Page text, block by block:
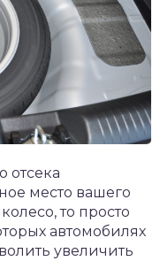
отсека
место вашего
то просто
автомобилях
увеличить